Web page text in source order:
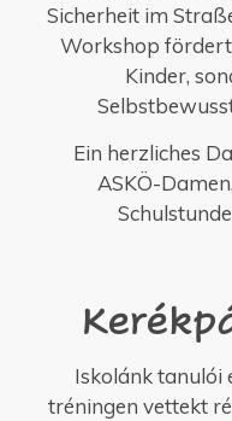
Sicherheit im
Workshop
Kinder,
Ein herzliches
ASKÖ-
Iskolánk tanulói
tréningen vettekt